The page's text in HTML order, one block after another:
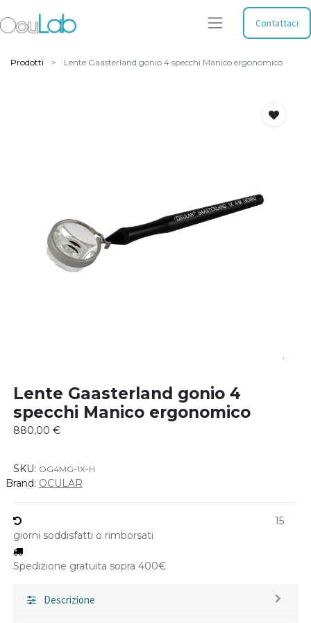
Contattaci
Prodotti Lente Gaasterland gonio 4 specchi Manico ergonomico
Lente Gaasterland gonio 4
specchi Manico ergonomico
880,00 €
SKU: OG4MG-1X-H
Brand: OCULAR
15
giorni soddisfatti o rimborsati
Spedizione gratuita sopra 400€
Descrizione